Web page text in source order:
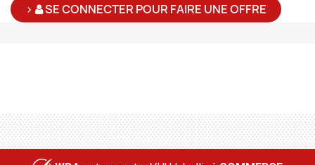
> SE CONNECTER POUR FAIRE UNE OFFRE